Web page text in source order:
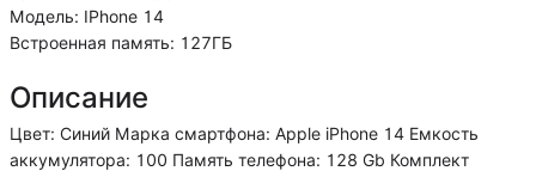
Модель: IPhone 14
Встроенная память: 127ГБ
Описание
Цвет: Синий Марка смартфона: Apple iPhone 14 Емкость
аккумулятора: 100 Память телефона: 128 Gb Комплект